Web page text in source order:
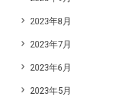
2023年8月
2023年7月
2023年6月
2023年5月